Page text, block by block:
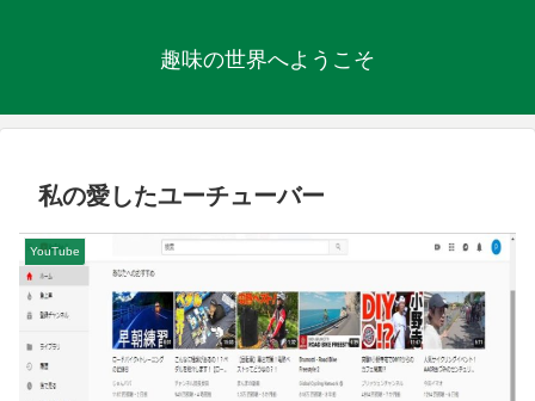
趣味の世界へようこそ
私の愛したユーチューバー
YouTube